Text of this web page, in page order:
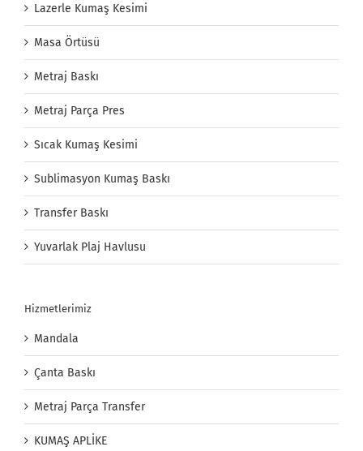
Lazerle Kumaş Kesimi
Masa Örtüsü
Metraj Baskı
Metraj Parça Pres
Sıcak Kumaş Kesimi
Sublimasyon Kumaş Baskı
Transfer Baskı
Yuvarlak Plaj Havlusu
Hizmetlerimiz
Mandala
Çanta Baskı
Metraj Parça Transfer
KUMAŞ APLİKE